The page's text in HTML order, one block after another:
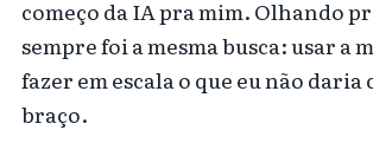
começo da IA pra mim. Olhando
sempre foi a mesma busca: usar a
fazer em escala o que eu não daria
braço.